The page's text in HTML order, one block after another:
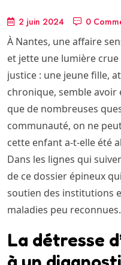
2 juin 2024 0
À Nantes, une affaire
et jette une lumière
justice : une jeune fille,
chronique, semble avoir
que de nombreuses
communauté, on ne
cette enfant a-t-elle été
Dans les lignes qui
de ce dossier épineux
soutien des institutions
maladies peu reconnues.
La détresse